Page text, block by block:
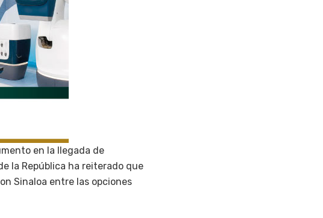
en la llegada de
la República ha reiterado que
Sinaloa entre las opciones